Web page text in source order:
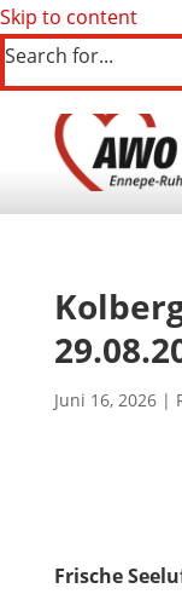
Skip to content
Search for...
Juni 16, 2026|
Frische